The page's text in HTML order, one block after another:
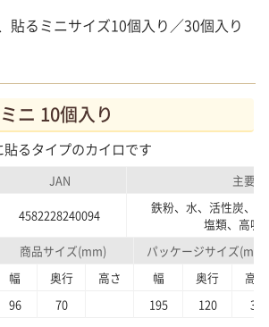
貼るミニサイズ10個入り／30個入り
ニ 10個入り
るタイプのカイロです
JAN 主要
4582228240094
鉄粉、水、活性炭、
塩類、高吸
商品サイズ(mm)
パッケージサイズ(mm)
幅
奥行 高さ 幅 奥行
高さ
96
70 195 120 38